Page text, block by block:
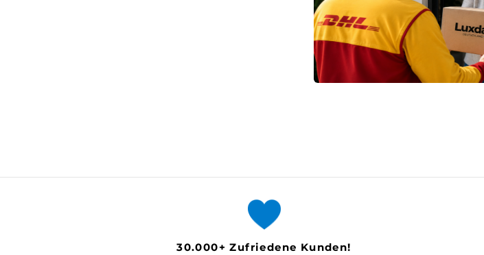
30.000+ Zufriedene Kunden!